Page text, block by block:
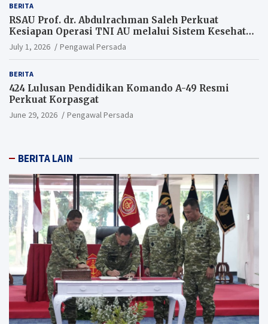
BERITA
RSAU Prof. dr. Abdulrachman Saleh Perkuat
Kesiapan Operasi TNI AU melalui Sistem Kesehatan
Andal
July 1, 2026 Pengawal Persada
BERITA
424 Lulusan Pendidikan Komando A-49 Resmi
Perkuat Korpasgat
June 29, 2026 Pengawal Persada
BERITA LAIN